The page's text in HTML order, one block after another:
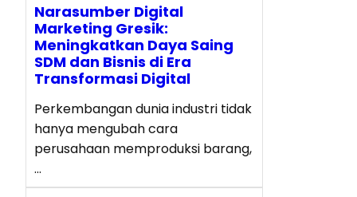
Narasumber Digital
Marketing Gresik:
Meningkatkan Daya Saing
SDM dan Bisnis di Era
Transformasi Digital
Perkembangan dunia industri tidak
hanya mengubah cara
perusahaan memproduksi barang,
…